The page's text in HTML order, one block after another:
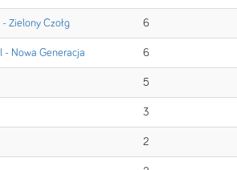
Zielony Czołg 6
- Nowa Generacja 6
5
3
2